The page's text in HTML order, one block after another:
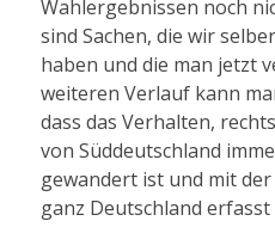
Wahlergebnissen noch
sind Sachen, die wir
haben und die man jetzt
weiteren Verlauf kann
dass das Verhalten,
von Süddeutschland
gewandert ist und mit
ganz Deutschland erfasst